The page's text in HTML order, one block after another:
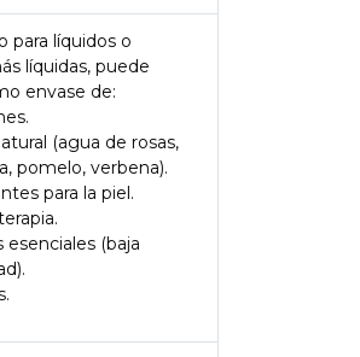
para líquidos o
líquidas, puede
envase de:
(agua de rosas,
pomelo, verbena).
para la piel.
esenciales (baja